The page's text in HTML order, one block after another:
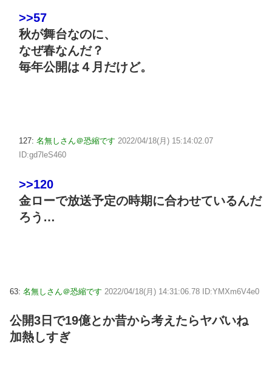
>>57
秋が舞台なのに、
なぜ春なんだ？
毎年公開は４月だけど。
127: 名無しさん＠恐縮です 2022/04/18(月) 15:14:02.07
ID:gd7leS460
>>120
金ローで放送予定の時期に合わせているんだ
ろう…
63: 名無しさん＠恐縮です 2022/04/18(月) 14:31:06.78 ID:YMXm6V4e0
公開3日で19億とか昔から考えたらヤバいね
加熱しすぎ